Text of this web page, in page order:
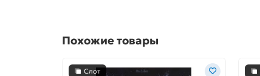
Похожие товары
Слот